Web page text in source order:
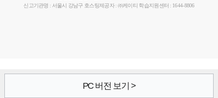
신고기관명 : 서울시 강남구 호스팅제공자 : ㈜케이티 학습지원센터 : 1644-8806
PC 버전 보기 >